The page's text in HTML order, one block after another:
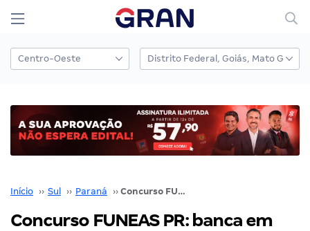
Início ›› Sul ›› Paraná ›› Concurso FUNEAS PR: banca em definição. Confira!
Concurso FUNEAS PR: banca em